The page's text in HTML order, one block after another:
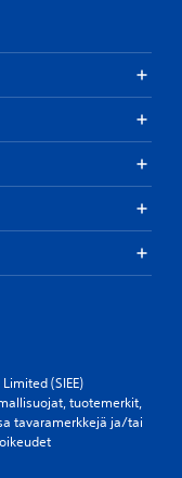
(SIEE)
tuotemerkit,
tavaramerkkejä ja/tai